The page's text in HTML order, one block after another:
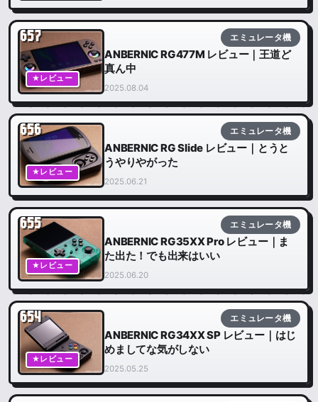
★レビュー
657 エミュレータ機
ANBERNIC RG477M レビュー｜王道ど
真ん中
2025.08.04
★レビュー
656 エミュレータ機
ANBERNIC RG Slide レビュー｜とうと
うやりやがった
2025.06.21
★レビュー
655 エミュレータ機
ANBERNIC RG35XX Pro レビュー｜ま
た出た！でも出来はいい
2025.06.20
★レビュー
654 エミュレータ機
ANBERNIC RG34XX SP レビュー｜はじ
めましてな気がしない
2025.05.25